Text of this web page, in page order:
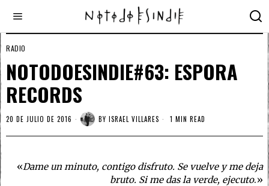
RADIO
NOTODOESINDIE#63: ESPORA
RECORDS
20 DE JULIO DE 2016 BY ISRAEL VILLARES 1 MIN READ
«Dame un minuto, contigo disfruto. Se vuelve y me deja
bruto. Si me das la verde, ejecuto.»